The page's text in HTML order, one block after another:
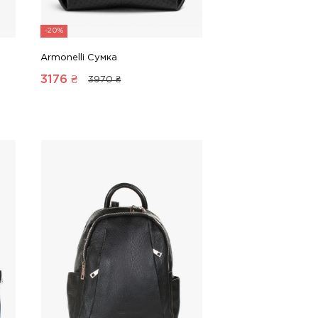
-20%
Armonelli Сумка
3176 ₴ 3970 ₴